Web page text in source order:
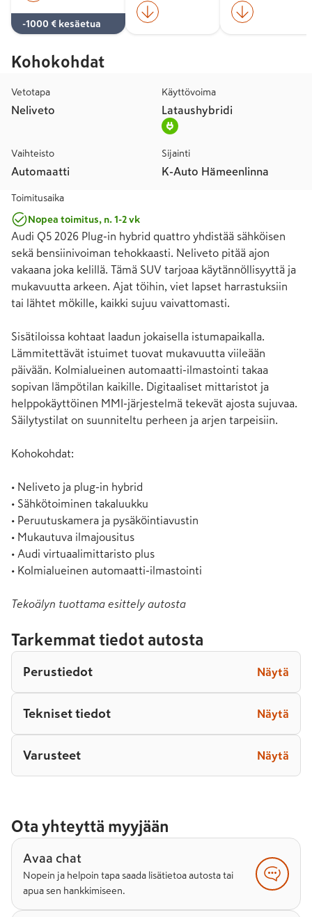
-1000 € kesäetua
Kohokohdat
Vetotapa
Neliveto
Käyttövoima
Lataushybridi
Vaihteisto
Automaatti
Sijainti
K-Auto Hämeenlinna
Toimitusaika
Nopea toimitus, n. 1-2 vk
Audi Q5 2026 Plug-in hybrid quattro yhdistää sähköisen
sekä bensiinivoiman tehokkaasti. Neliveto pitää ajon
vakaana joka kelillä. Tämä SUV tarjoaa käytännöllisyyttä ja
mukavuutta arkeen. Ajat töihin, viet lapset harrastuksiin
tai lähtet mökille, kaikki sujuu vaivattomasti.
Sisätiloissa kohtaat laadun jokaisella istumapaikalla.
Lämmitettävät istuimet tuovat mukavuutta viileään
päivään. Kolmialueinen automaatti-ilmastointi takaa
sopivan lämpötilan kaikille. Digitaaliset mittaristot ja
helppokäyttöinen MMI-järjestelmä tekevät ajosta sujuvaa.
Säilytystilat on suunniteltu perheen ja arjen tarpeisiin.
Kohokohdat:
• Neliveto ja plug-in hybrid
• Sähkötoiminen takaluukku
• Peruutuskamera ja pysäköintiavustin
• Mukautuva ilmajousitus
• Audi virtuaalimittaristo plus
• Kolmialueinen automaatti-ilmastointi
Tekoälyn tuottama esittely autosta
Tarkemmat tiedot autosta
Perustiedot Näytä
Tekniset tiedot Näytä
Varusteet Näytä
Ota yhteyttä myyjään
Avaa chat
Nopein ja helpoin tapa saada lisätietoa autosta tai
apua sen hankkimiseen.